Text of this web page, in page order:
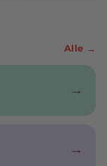
Alle →
→
→